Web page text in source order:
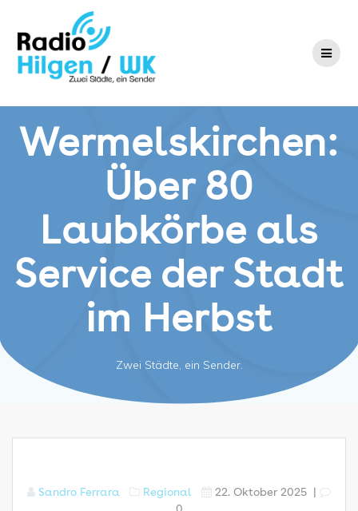
springen
Wermelskirchen:
Über 80
Laubkörbe als
Service der Stadt
im Herbst
Zwei Städte, ein Sender.
Sandro Ferrara Regional 22. Oktober 2025